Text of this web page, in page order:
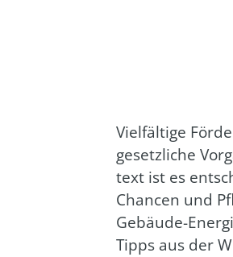
Viel­fäl­ti­ge
gesetz­li­che
text ist es
Chan­cen und
Gebäu­de-
Tipps aus der